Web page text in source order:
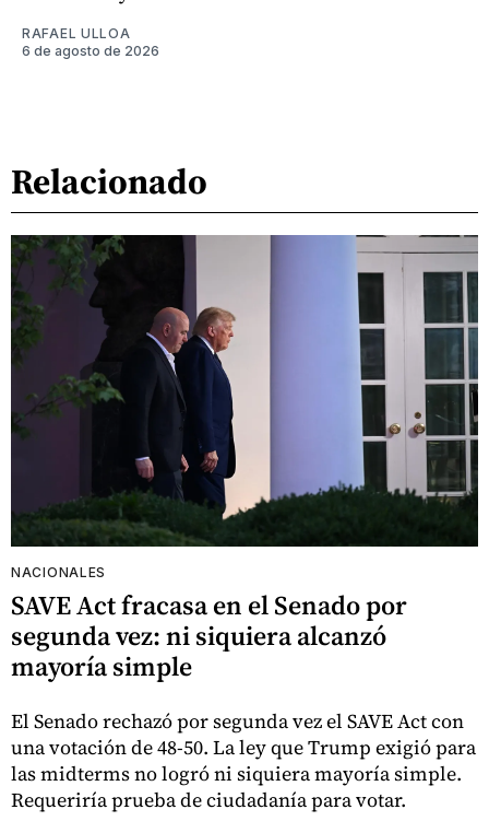
RAFAEL ULLOA
6 de agosto de 2026
Relacionado
NACIONALES
SAVE Act fracasa en el Senado por
segunda vez: ni siquiera alcanzó
mayoría simple
El Senado rechazó por segunda vez el SAVE Act con
una votación de 48-50. La ley que Trump exigió para
las midterms no logró ni siquiera mayoría simple.
Requeriría prueba de ciudadanía para votar.